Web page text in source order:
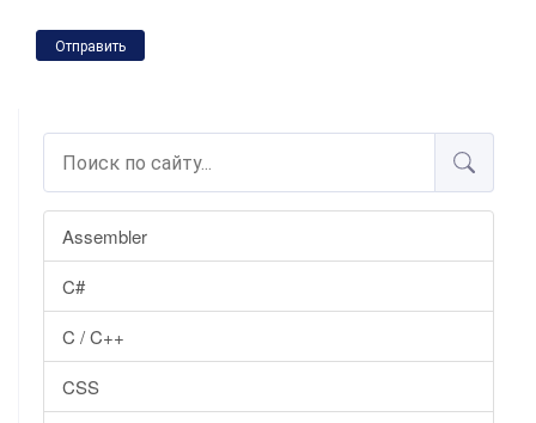
Assembler
C#
C / C++
CSS
Отправить